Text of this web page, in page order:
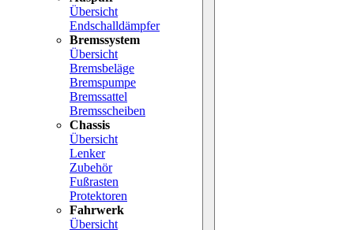
Übersicht
Endschalldämpfer
Bremssystem
Übersicht
Bremsbeläge
Bremspumpe
Bremssattel
Bremsscheiben
Chassis
Übersicht
Lenker
Zubehör
Fußrasten
Protektoren
Fahrwerk
Übersicht